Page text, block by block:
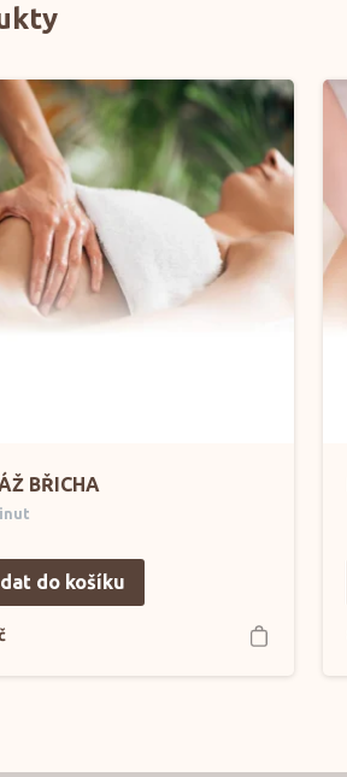
BŘICHA
do košíku